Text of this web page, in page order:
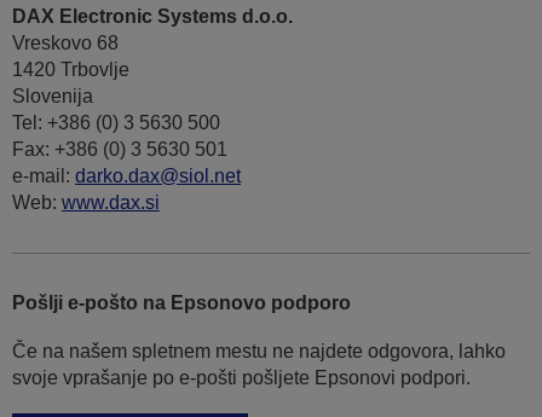
DAX Electronic Systems d.o.o.
Vreskovo 68
1420 Trbovlje
Slovenija
Tel: +386 (0) 3 5630 500
Fax: +386 (0) 3 5630 501
e-mail: darko.dax@siol.net
Web: www.dax.si
Pošlji e-pošto na Epsonovo podporo
Če na našem spletnem mestu ne najdete odgovora, lahko
svoje vprašanje po e-pošti pošljete Epsonovi podpori.